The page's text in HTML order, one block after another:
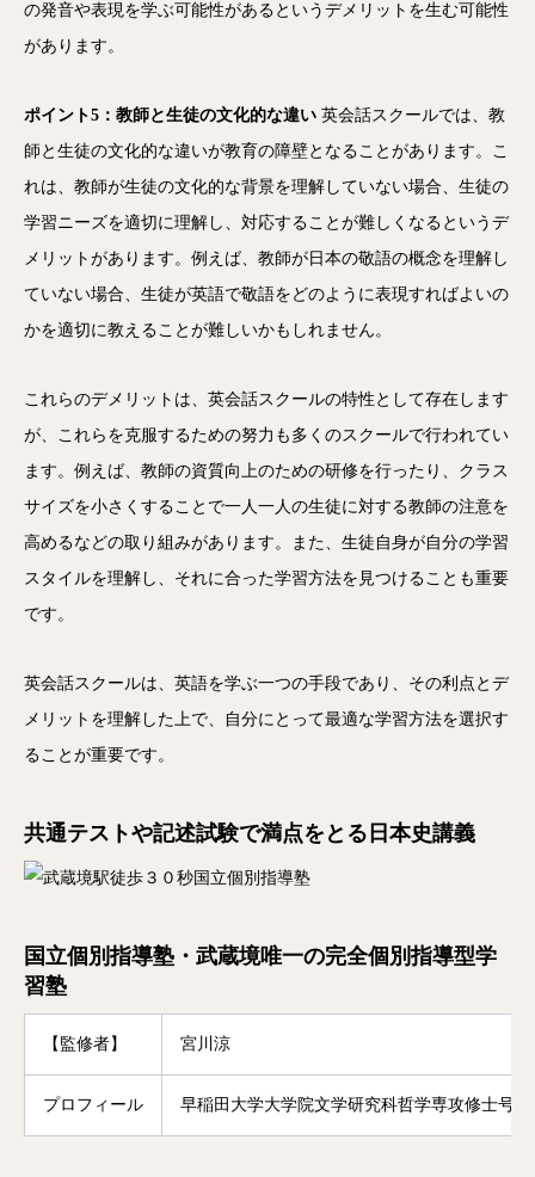
の発音や表現を学ぶ可能性があるというデメリットを生む可能性
があります。
ポイント5：教師と生徒の文化的な違い 英会話スクールでは、教
師と生徒の文化的な違いが教育の障壁となることがあります。こ
れは、教師が生徒の文化的な背景を理解していない場合、生徒の
学習ニーズを適切に理解し、対応することが難しくなるというデ
メリットがあります。例えば、教師が日本の敬語の概念を理解し
ていない場合、生徒が英語で敬語をどのように表現すればよいの
かを適切に教えることが難しいかもしれません。
これらのデメリットは、英会話スクールの特性として存在します
が、これらを克服するための努力も多くのスクールで行われてい
ます。例えば、教師の資質向上のための研修を行ったり、クラス
サイズを小さくすることで一人一人の生徒に対する教師の注意を
高めるなどの取り組みがあります。また、生徒自身が自分の学習
スタイルを理解し、それに合った学習方法を見つけることも重要
です。
英会話スクールは、英語を学ぶ一つの手段であり、その利点とデ
メリットを理解した上で、自分にとって最適な学習方法を選択す
ることが重要です。
共通テストや記述試験で満点をとる日本史講義
国立個別指導塾・武蔵境唯一の完全個別指導型学
習塾
【監修者】 宮川涼
プロフィール 早稲田大学大学院文学研究科哲学専攻修士号